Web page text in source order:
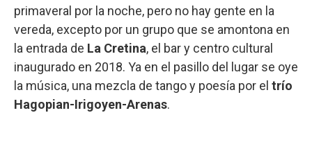
primaveral por la noche, pero no hay gente en la
vereda, excepto por un grupo que se amontona en
la entrada de La Cretina, el bar y centro cultural
inaugurado en 2018. Ya en el pasillo del lugar se oye
la música, una mezcla de tango y poesía por el trío
Hagopian-Irigoyen-Arenas.